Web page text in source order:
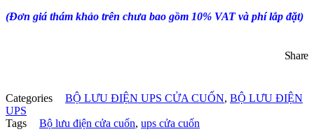
(Đơn giá thám khảo trên chưa bao gồm 10% VAT và phí lắp đặt)
Share
Categories BỘ LƯU ĐIỆN UPS CỬA CUỐN, BỘ LƯU ĐIỆN
UPS
Tags
Bộ lưu điện cửa cuốn, ups cửa cuốn